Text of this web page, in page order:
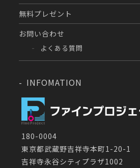
無料プレゼント
お問い合わせ
よくある質問
INFOMATION
180-0004
東京都武蔵野吉祥寺本町1-20-1
吉祥寺永谷シティプラザ1002